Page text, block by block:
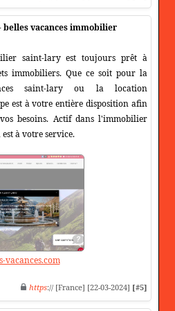
vacances immobilier
saint-lary est toujours prêt à
immobiliers. Que ce soit pour la
saint-lary ou la location
est à votre entière disposition afin
besoins. Actif dans l'immobilier
à votre service.
vacances.com
https:// [France] [22-03-2024] [#5]